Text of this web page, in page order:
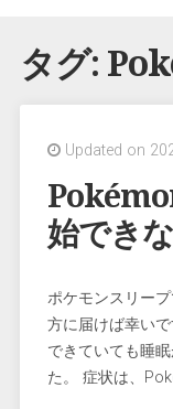
タグ:
Updated on
始でき
ポケモンスリー
方に届けば幸い
できていても睡
た。 症状は、